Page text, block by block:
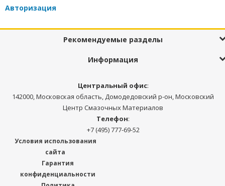
Авторизация
Рекомендуемые разделы
Информация
Центральный офис:
142000, Московская область, Домодедовский р-он, Московский
Центр Смазочных Материалов
Телефон:
+7 (495) 777-69-52
Условия использования
сайта
Гарантия
конфиденциальности